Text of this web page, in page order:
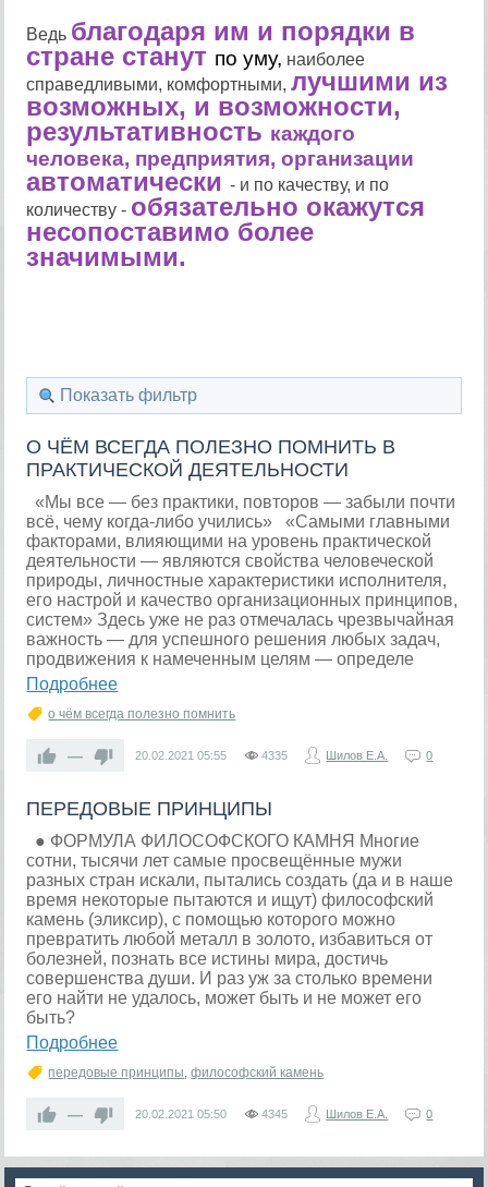
Ведь благодаря им и порядки в
стране станут по уму, наиболее
справедливыми, комфортными,лучшими из
возможных, и возможности,
результативность каждого
человека, предприятия, организации
автоматически - и по качеству, и по
количеству - обязательно окажутся
несопоставимо более
значимыми.
Показать фильтр
О ЧЁМ ВСЕГДА ПОЛЕЗНО ПОМНИТЬ В
ПРАКТИЧЕСКОЙ ДЕЯТЕЛЬНОСТИ
«Мы все — без практики, повторов — забыли почти
всё, чему когда-либо учились» «Самыми главными
факторами, влияющими на уровень практической
деятельности — являются свойства человеческой
природы, личностные характеристики исполнителя,
его настрой и качество организационных принципов,
систем» Здесь уже не раз отмечалась чрезвычайная
важность — для успешного решения любых задач,
продвижения к намеченным целям — определе
Подробнее
о чём всегда полезно помнить
— 20.02.2021 05:55 4335 Шилов Е.А. 0
ПЕРЕДОВЫЕ ПРИНЦИПЫ
● ФОРМУЛА ФИЛОСОФСКОГО КАМНЯ Многие
сотни, тысячи лет самые просвещённые мужи
разных стран искали, пытались создать (да и в наше
время некоторые пытаются и ищут) философский
камень (эликсир), с помощью которого можно
превратить любой металл в золото, избавиться от
болезней, познать все истины мира, достичь
совершенства души. И раз уж за столько времени
его найти не удалось, может быть и не может его
быть?
Подробнее
передовые принципы ,философский камень
— 20.02.2021 05:50 4345 Шилов Е.А. 0